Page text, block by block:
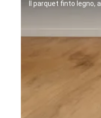
Il parquet finto